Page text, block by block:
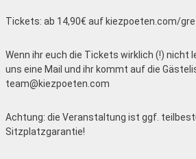
Tickets: ab 14,90€ auf kiezpoeten.com/
Wenn ihr euch die Tickets wirklich (!) nicht
uns eine Mail und ihr kommt auf die
team@kiezpoeten.com
Achtung: die Veranstaltung ist ggf.
Sitzplatzgarantie!